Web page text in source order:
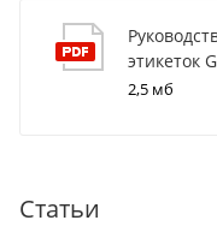
этикеток
2,5 мб
Статьи